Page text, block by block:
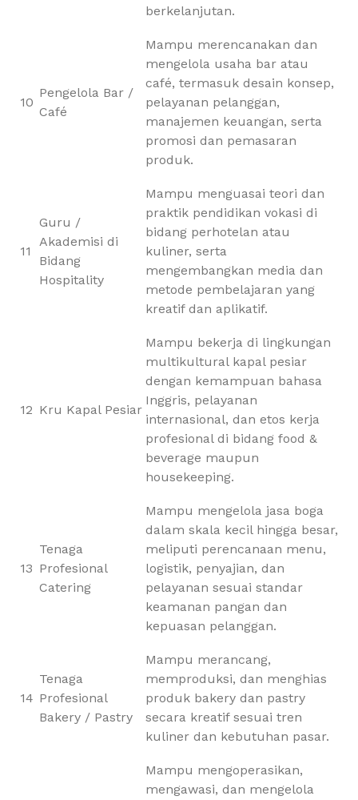
berkelanjutan.
10
Pengelola Bar /
Café
Mampu merencanakan dan
mengelola usaha bar atau
café, termasuk desain konsep,
pelayanan pelanggan,
manajemen keuangan, serta
promosi dan pemasaran
produk.
11
Guru /
Akademisi di
Bidang
Hospitality
Mampu menguasai teori dan
praktik pendidikan vokasi di
bidang perhotelan atau
kuliner, serta
mengembangkan media dan
metode pembelajaran yang
kreatif dan aplikatif.
12 Kru Kapal Pesiar
Mampu bekerja di lingkungan
multikultural kapal pesiar
dengan kemampuan bahasa
Inggris, pelayanan
internasional, dan etos kerja
profesional di bidang food &
beverage maupun
housekeeping.
13
Tenaga
Profesional
Catering
Mampu mengelola jasa boga
dalam skala kecil hingga besar,
meliputi perencanaan menu,
logistik, penyajian, dan
pelayanan sesuai standar
keamanan pangan dan
kepuasan pelanggan.
14
Tenaga
Profesional
Bakery / Pastry
Mampu merancang,
memproduksi, dan menghias
produk bakery dan pastry
secara kreatif sesuai tren
kuliner dan kebutuhan pasar.
Mampu mengoperasikan,
mengawasi, dan mengelola